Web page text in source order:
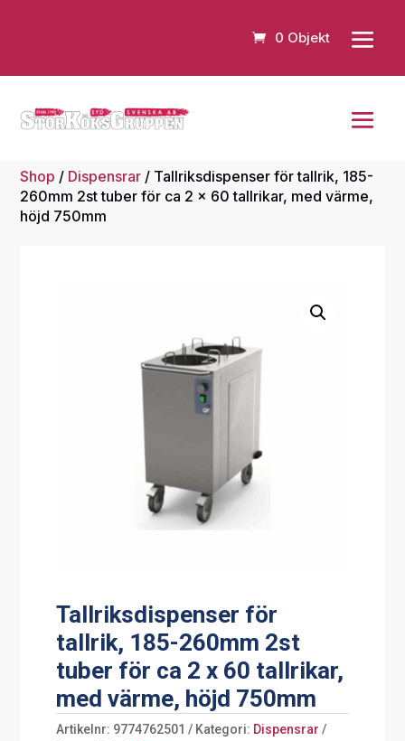
0 Objekt
Shop / Dispensrar / Tallriksdispenser för tallrik, 185-
260mm 2st tuber för ca 2 x 60 tallrikar, med värme,
höjd 750mm
Tallriksdispenser för
tallrik, 185-260mm 2st
tuber för ca 2 x 60 tallrikar,
med värme, höjd 750mm
Artikelnr: 9774762501 Kategori: Dispensrar